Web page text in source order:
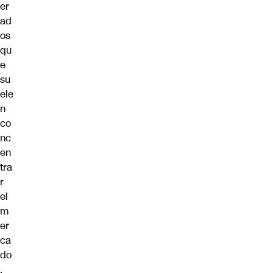
er
ad
os
qu
e
su
ele
n
co
nc
en
tra
r
el
m
er
ca
do
.